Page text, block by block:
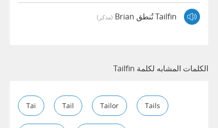
Tailfin تُنطق Brian (مذكر)
الكلمات المشابه لكلمة Tailfin
Tai Tail Tailor Tails